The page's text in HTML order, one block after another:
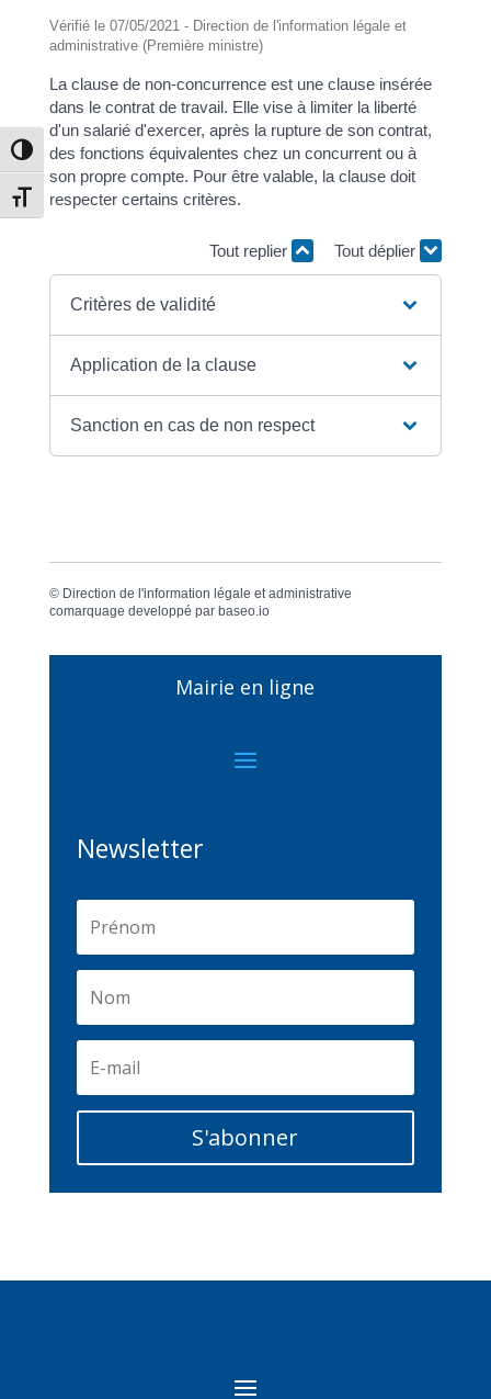
Passer en contraste élevé
Changer la taille de la police
Vérifié le 07/05/2021 - Direction de l'information légale et
administrative (Première ministre)
La clause de non-concurrence est une clause insérée
dans le contrat de travail. Elle vise à limiter la liberté
d'un salarié d'exercer, après la rupture de son contrat,
des fonctions équivalentes chez un concurrent ou à
son propre compte. Pour être valable, la clause doit
respecter certains critères.
Tout replier Tout déplier
Critères de validité
Application de la clause
Sanction en cas de non respect
© Direction de l'information légale et administrative
comarquage developpé par baseo.io
Mairie en ligne
Newsletter
S'abonner